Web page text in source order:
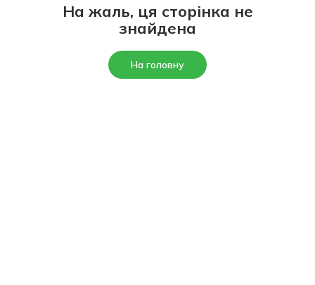
На жаль, ця сторінка не
знайдена
На головну